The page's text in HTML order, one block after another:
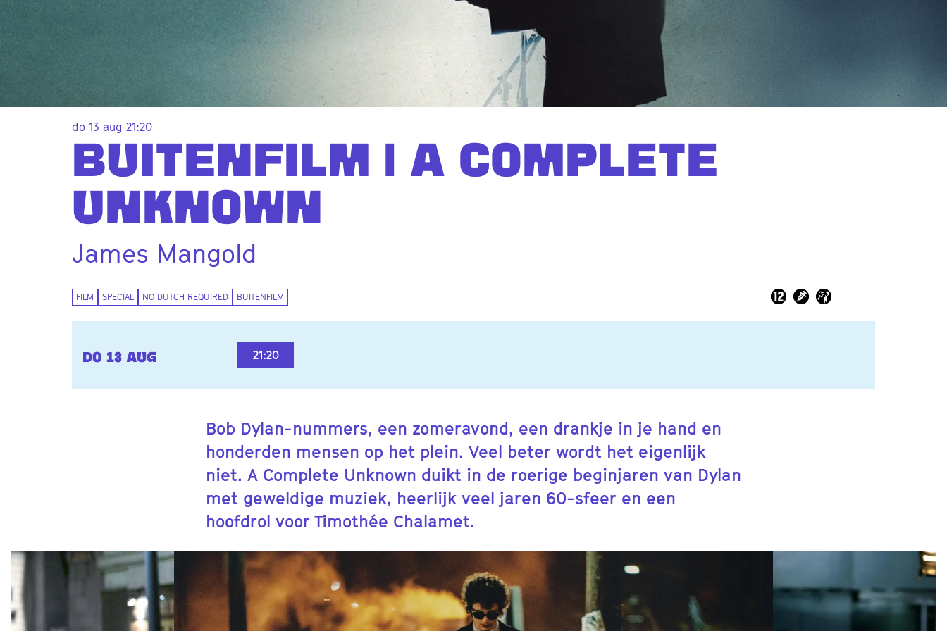
BUITENFILM | A COMPLETE
UNKNOWN
James Mangold
do 13 aug 21:20
FILM SPECIAL NO DUTCH REQUIRED BUITENFILM
DO 13 AUG 21:20
Bob Dylan-nummers, een zomeravond, een drankje in je hand en
honderden mensen op het plein. Veel beter wordt het eigenlijk
niet. A Complete Unknown duikt in de roerige beginjaren van Dylan
met geweldige muziek, heerlijk veel jaren 60-sfeer en een
hoofdrol voor Timothée Chalamet.
Overslaan
Inzoomen